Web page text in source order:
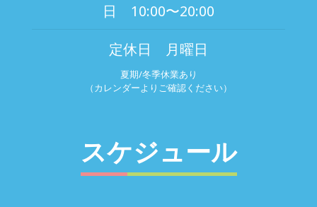
日 10:00〜20:00
定休日 月曜日
夏期/冬季休業あり
（カレンダーよりご確認ください）
スケジュール